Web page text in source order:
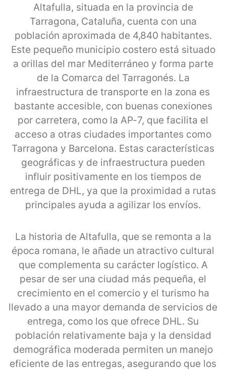
Altafulla, situada en la provincia de
Tarragona, Cataluña, cuenta con una
población aproximada de 4,840 habitantes.
Este pequeño municipio costero está situado
a orillas del mar Mediterráneo y forma parte
de la Comarca del Tarragonés. La
infraestructura de transporte en la zona es
bastante accesible, con buenas conexiones
por carretera, como la AP-7, que facilita el
acceso a otras ciudades importantes como
Tarragona y Barcelona. Estas características
geográficas y de infraestructura pueden
influir positivamente en los tiempos de
entrega de DHL, ya que la proximidad a rutas
principales ayuda a agilizar los envíos.
La historia de Altafulla, que se remonta a la
época romana, le añade un atractivo cultural
que complementa su carácter logístico. A
pesar de ser una ciudad más pequeña, el
crecimiento en el comercio y el turismo ha
llevado a una mayor demanda de servicios de
entrega, como los que ofrece DHL. Su
población relativamente baja y la densidad
demográfica moderada permiten un manejo
eficiente de las entregas, asegurando que los